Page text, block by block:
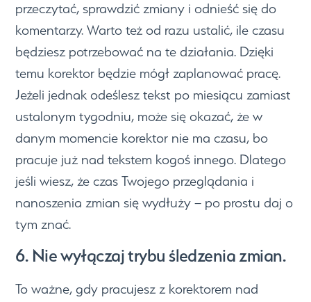
przeczytać, sprawdzić zmiany i odnieść się do
komentarzy. Warto też od razu ustalić, ile czasu
będziesz potrzebować na te działania. Dzięki
temu korektor będzie mógł zaplanować pracę.
Jeżeli jednak odeślesz tekst po miesiącu zamiast
ustalonym tygodniu, może się okazać, że w
danym momencie korektor nie ma czasu, bo
pracuje już nad tekstem kogoś innego. Dlatego
jeśli wiesz, że czas Twojego przeglądania i
nanoszenia zmian się wydłuży – po prostu daj o
tym znać.
6. Nie wyłączaj trybu śledzenia zmian.
To ważne, gdy pracujesz z korektorem nad